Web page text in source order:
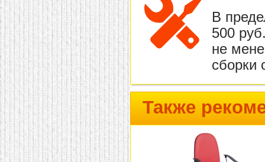
В
500
не
сборки
Также